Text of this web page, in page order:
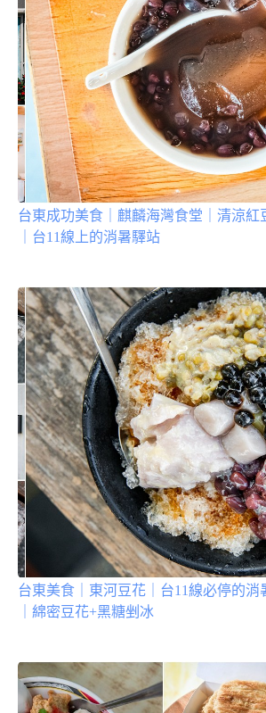
台東成功美食｜麒麟海灣食堂｜清涼紅
｜台11線上的消暑驛站
台東美食｜東河豆花｜台11線必停的消
｜綿密豆花+黑糖剉冰